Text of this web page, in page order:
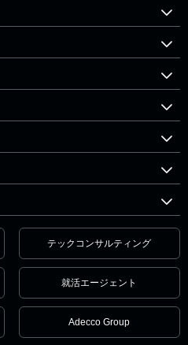
テックコンサルティング
就活エージェント
Adecco Group